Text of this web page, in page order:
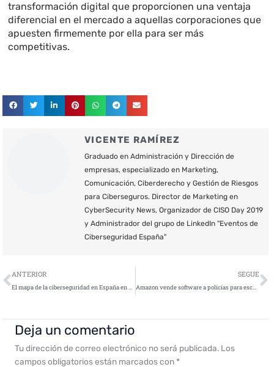
transformación digital que proporcionen una ventaja
diferencial en el mercado a aquellas corporaciones que
apuesten firmemente por ella para ser más
competitivas.
VICENTE RAMÍREZ
Graduado en Administración y Dirección de
empresas, especializado en Marketing,
Comunicación, Ciberderecho y Gestión de Riesgos
para Ciberseguros. Director de Marketing en
CyberSecurity News, Organizador de CISO Day 2019
y Administrador del grupo de LinkedIn "Eventos de
Ciberseguridad España"
Ant
ANTERIOR
El mapa de la ciberseguridad en España en 2018
SEGUE
Amazon vende software a policías para escanear miles de caras por $6 al mes
Deja un comentario
Tu dirección de correo electrónico no será publicada. Los
campos obligatorios están marcados con *